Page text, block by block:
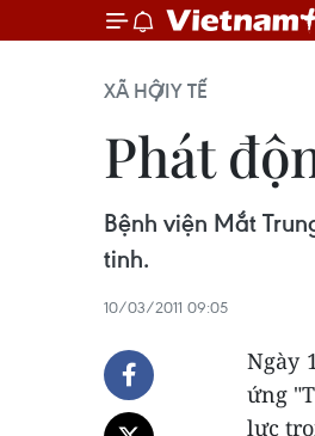
XÃ HỘIY TẾ
Phát
Bệnh viện Mắt
tinh.
10/03/2011 09:05
Ngày
ứng
lực